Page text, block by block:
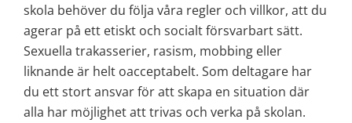
skola behöver du följa våra regler och villkor, att du
agerar på ett etiskt och socialt försvarbart sätt.
Sexuella trakasserier, rasism, mobbing eller
liknande är helt oacceptabelt. Som deltagare har
du ett stort ansvar för att skapa en situation där
alla har möjlighet att trivas och verka på skolan.